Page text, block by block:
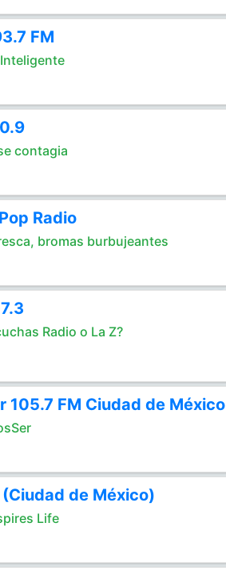
FM
contagia
Radio
bromas burbujeantes
Radio o La Z?
105.7 FM Ciudad de México
de México)
Life